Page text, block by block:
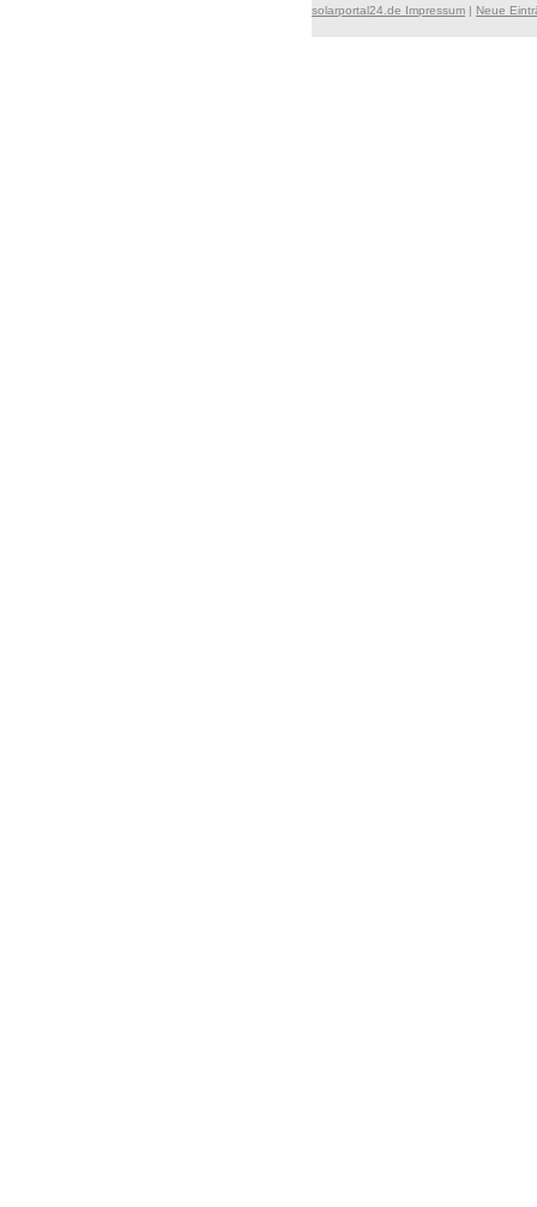
solarportal24.de Impressum | Neue